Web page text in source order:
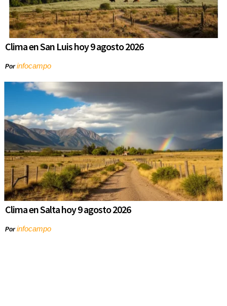
Clima en San Luis hoy 9 agosto 2026
Porinfocampo
Clima en Salta hoy 9 agosto 2026
Porinfocampo